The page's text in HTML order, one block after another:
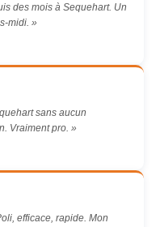
des mois à Sequehart. Un
midi. »
sans aucun
Vraiment pro. »
efficace, rapide. Mon